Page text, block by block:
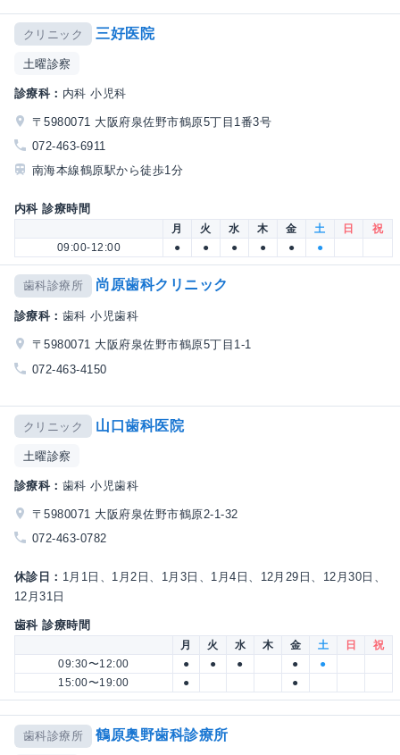
クリニック 三好医院
土曜診察
診療科： 内科 小児科
〒5980071 大阪府泉佐野市鶴原5丁目1番3号
072-463-6911
南海本線鶴原駅から徒歩1分
内科 診療時間
月 火 水 木 金 土 日
祝
09:00-12:00
● ● ● ● ● ●
歯科診療所 尚原歯科クリニック
診療科： 歯科 小児歯科
〒5980071 大阪府泉佐野市鶴原5丁目1-1
072-463-4150
クリニック 山口歯科医院
土曜診察
診療科： 歯科 小児歯科
〒5980071 大阪府泉佐野市鶴原2-1-32
072-463-0782
休診日： 1月1日、1月2日、1月3日、1月4日、12月29日、12月30日、
12月31日
歯科 診療時間
月 火 水 木 金 土 日
祝
09:30〜12:00
● ● ● ●
●
15:00〜19:00
● ●
歯科診療所 鶴原奥野歯科診療所